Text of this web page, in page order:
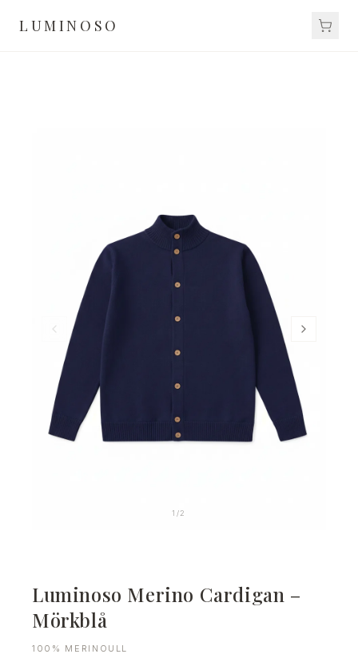
LUMINOSO
1 /2
Luminoso Merino Cardigan –
Mörkblå
100% MERINOULL